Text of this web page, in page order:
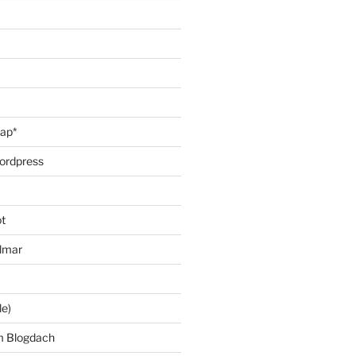
Blogdach